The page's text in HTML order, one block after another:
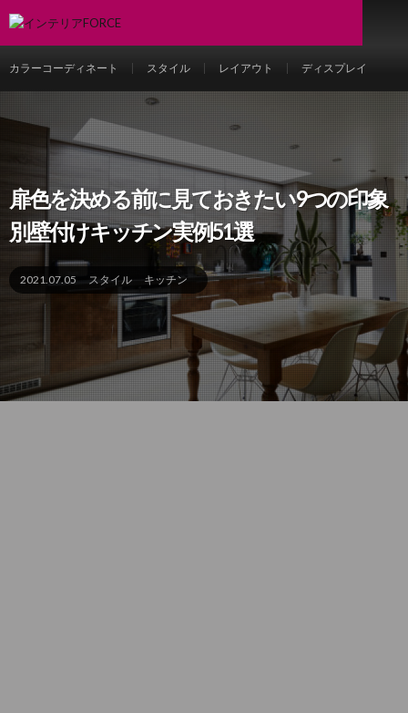
カラーコーディネート スタイル レイアウト ディスプレイ
扉色を決める前に見ておきたい9つの印象
別壁付けキッチン実例51選
2021.07.05 スタイル キッチン